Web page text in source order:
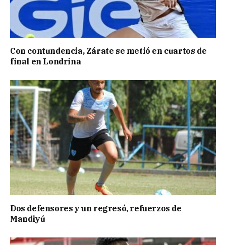
Con contundencia, Zárate se metió en cuartos de
final en Londrina
Dos defensores y un regresó, refuerzos de
Mandiyú